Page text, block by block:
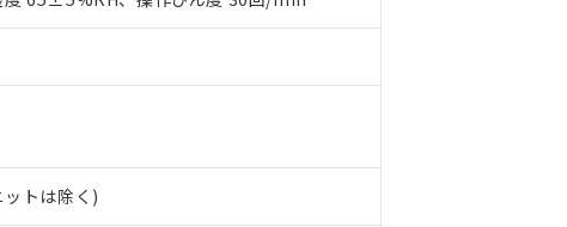
トは除く)
するお客様との取引・商談に必要な範囲で利用することをご了承くだ
証明書
証明するもので、過去に遡って非含有を証明するものではありません。
ル類４物質の対応では、対応完了までの期間は出荷製品に未対応品が
記載しておりました。
を完了していることから、特段のことがない限り、2022年1月12日よ